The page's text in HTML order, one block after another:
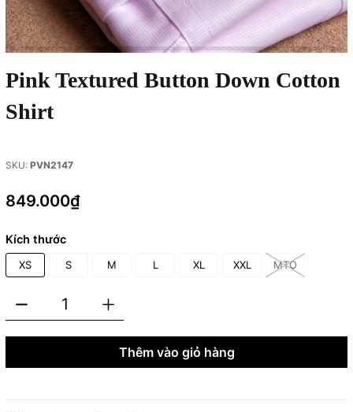
Pink Textured Button Down Cotton
Shirt
SKU: PVN2147
849.000₫
Kích thước
XS S M L XL XXL MTO
Thêm vào giỏ hàng